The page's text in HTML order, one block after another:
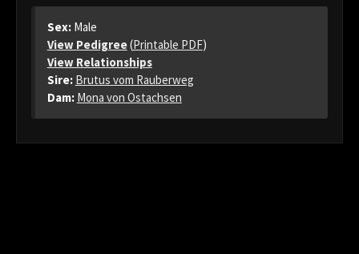
Sex: Male
View Pedigree(Printable PDF)
View Relationships
Sire: Brutus vom Rauberweg
Dam: Mona von Ostachsen